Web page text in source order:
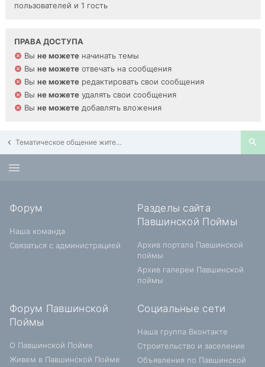
пользователей и 1 гость
ПРАВА ДОСТУПА
Вы не можете начинать темы
Вы не можете отвечать на сообщения
Вы не можете редактировать свои сообщения
Вы не можете удалять свои сообщения
Вы не можете добавлять вложения
Тематическое общение жителей Павшинской Поймы
Форум
Наша команда
Связаться с администрацией
Разделы сайта
Павшинской Поймы
Архив портала Павшинской
поймы
Архив галереи Павшинской
поймы
Форум Павшинской
Поймы
О Павшинской Пойме
Живем в Павшинской Пойме
Социальные сети
Наша группа Вконтакте
Строительство и заселение
Объявления по Павшинской